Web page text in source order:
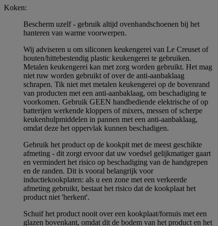
Koken:
Bescherm uzelf - gebruik altijd ovenhandschoenen bij het
hanteren van warme voorwerpen.
Wij adviseren u om siliconen keukengerei van Le Creuset of
houten/hittebestendig plastic keukengerei te gebruiken.
Metalen keukengerei kan met zorg worden gebruikt. Het mag
niet ruw worden gebruikt of over de anti-aanbaklaag
schrapen. Tik niet met metalen keukengerei op de bovenrand
van producten met een anti-aanbaklaag, om beschadiging te
voorkomen. Gebruik GEEN handbediende elektrische of op
batterijen werkende kloppers of mixers, messen of scherpe
keukenhulpmiddelen in pannen met een anti-aanbaklaag,
omdat deze het oppervlak kunnen beschadigen.
Gebruik het product op de kookpit met de meest geschikte
afmeting - dit zorgt ervoor dat uw voedsel gelijkmatiger gaart
en vermindert het risico op beschadiging van de handgrepen
en de randen. Dit is vooral belangrijk voor
inductiekookplaten: als u een zone met een verkeerde
afmeting gebruikt, bestaat het risico dat de kookplaat het
product niet 'herkent'.
Schuif het product nooit over een kookplaat/fornuis met een
glazen bovenkant, omdat dit de bodem van het product en het